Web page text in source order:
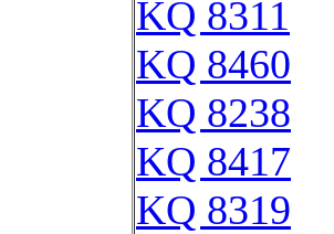
KQ 8311
KQ 8460
KQ 8238
KQ 8417
KQ 8319